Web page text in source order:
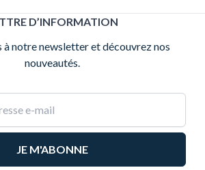
D’INFORMATION
notre newsletter et découvrez nos
nouveautés.